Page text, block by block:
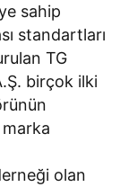
sahip
standartları
TG
birçok ilki
olan